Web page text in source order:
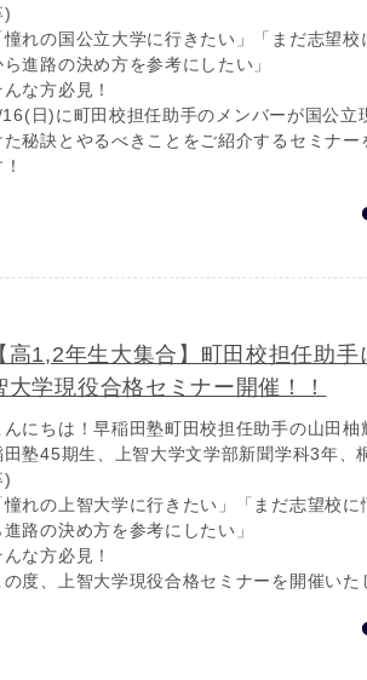
)
憧れの国公立大学に行きたい」「まだ志望校
ら進路の決め方を参考にしたい」
んな方必見！
日)に町田校担任助手のメンバーが国公立
た秘訣とやるべきことをご紹介するセミナー
高1,2年生大集合】町田校担任助手
大学現役合格セミナー開催！！
んにちは！早稲田塾町田校担任助手の山田柚
田塾45期生、上智大学文学部新聞学科3年、
)
憧れの上智大学に行きたい」「まだ志望校に
進路の決め方を参考にしたい」
んな方必見！
の度、上智大学現役合格セミナーを開催いた